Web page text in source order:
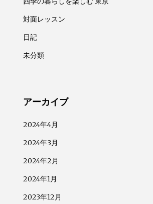
対面レッスン
日記
未分類
アーカイブ
2024年4月
2024年3月
2024年2月
2024年1月
2023年12月